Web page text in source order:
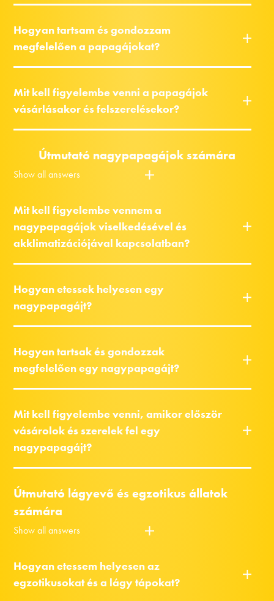
Hogyan tartsam és gondozzam
megfelelően a papagájokat?
Mit kell figyelembe venni a papagájok
vásárlásakor és felszerelésekor?
Útmutató nagypapagájok számára
Show all answers
Mit kell figyelembe vennem a
nagypapagájok viselkedésével és
akklimatizációjával kapcsolatban?
Hogyan etessek helyesen egy
nagypapagájt?
Hogyan tartsak és gondozzak
megfelelően egy nagypapagájt?
Mit kell figyelembe venni, amikor először
vásárolok és szerelek fel egy
nagypapagájt?
Útmutató lágyevő és egzotikus állatok
számára
Show all answers
Hogyan etessem helyesen az
egzotikusokat és a lágy tápokat?